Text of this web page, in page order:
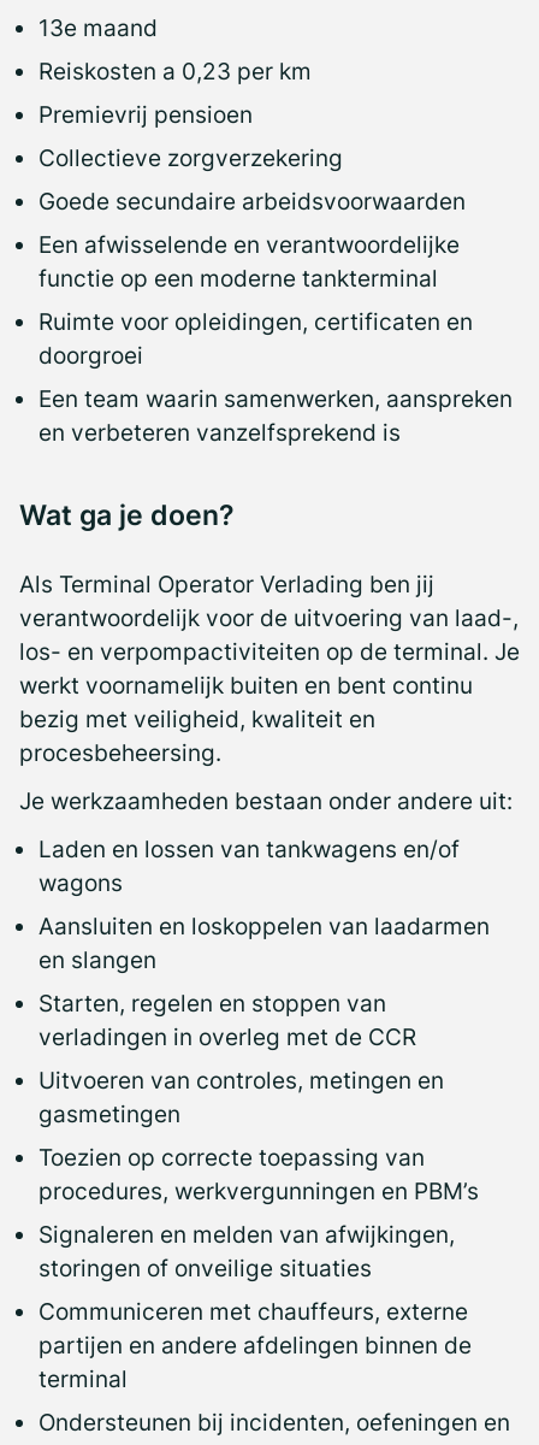
13e maand
Reiskosten a 0,23 per km
Premievrij pensioen
Collectieve zorgverzekering
Goede secundaire arbeidsvoorwaarden
Een afwisselende en verantwoordelijke
functie op een moderne tankterminal
Ruimte voor opleidingen, certificaten en
doorgroei
Een team waarin samenwerken, aanspreken
en verbeteren vanzelfsprekend is
Wat ga je doen?
Als Terminal Operator Verlading ben jij
verantwoordelijk voor de uitvoering van laad-,
los- en verpompactiviteiten op de terminal. Je
werkt voornamelijk buiten en bent continu
bezig met veiligheid, kwaliteit en
procesbeheersing.
Je werkzaamheden bestaan onder andere uit:
Laden en lossen van tankwagens en/of
wagons
Aansluiten en loskoppelen van laadarmen
en slangen
Starten, regelen en stoppen van
verladingen in overleg met de CCR
Uitvoeren van controles, metingen en
gasmetingen
Toezien op correcte toepassing van
procedures, werkvergunningen en PBM’s
Signaleren en melden van afwijkingen,
storingen of onveilige situaties
Communiceren met chauffeurs, externe
partijen en andere afdelingen binnen de
terminal
Ondersteunen bij incidenten, oefeningen en